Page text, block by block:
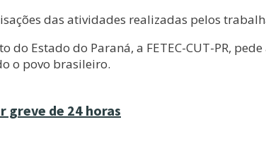
das atividades realizadas pelos
Estado do Paraná, a FETEC-CUT-PR,
o povo brasileiro.
greve de 24 horas